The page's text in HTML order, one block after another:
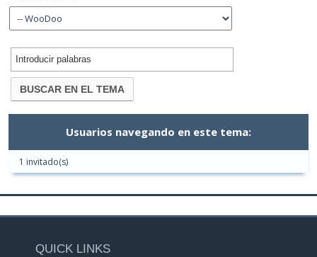
Usuarios navegando en este tema:
1 invitado(s)
QUICK LINKS